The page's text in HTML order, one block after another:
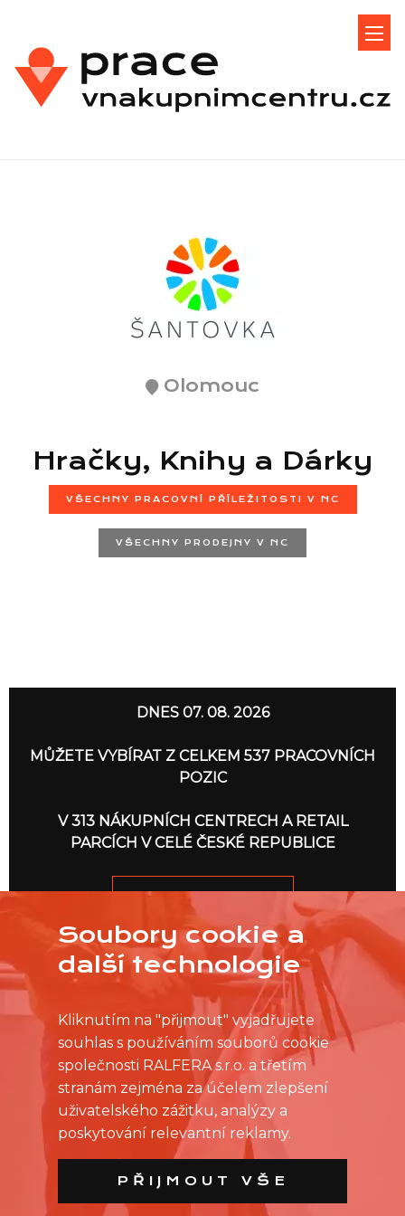
Informace
Olomouc
Hračky, Knihy a Dárky
VŠECHNY PRACOVNÍ PŘÍLEŽITOSTI V NC
VŠECHNY PRODEJNY V NC
DNES 07. 08. 2026
MŮŽETE VYBÍRAT Z CELKEM 537 PRACOVNÍCH
POZIC
V 313 NÁKUPNÍCH CENTRECH A RETAIL
PARCÍCH V CELÉ ČESKÉ REPUBLICE
JDEME NA TO
Soubory cookie a
další technologie
Kliknutím na "přijmout" vyjadřujete
souhlas s používáním souborů cookie
společnosti RALFERA s.r.o. a třetím
stranám zejména za účelem zlepšení
uživatelského zážitku, analýzy a
poskytování relevantní reklamy.
PŘIJMOUT VŠE